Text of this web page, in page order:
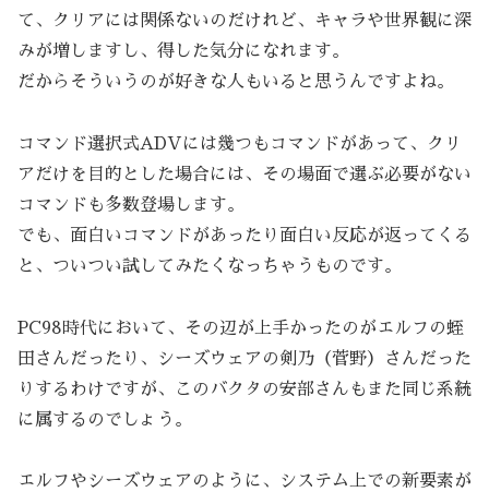
て、クリアには関係ないのだけれど、キャラや世界観に深
みが増しますし、得した気分になれます。
だからそういうのが好きな人もいると思うんですよね。
コマンド選択式ADVには幾つもコマンドがあって、クリ
アだけを目的とした場合には、その場面で選ぶ必要がない
コマンドも多数登場します。
でも、面白いコマンドがあったり面白い反応が返ってくる
と、ついつい試してみたくなっちゃうものです。
PC98時代において、その辺が上手かったのがエルフの蛭
田さんだったり、シーズウェアの剣乃（菅野）さんだった
りするわけですが、このバクタの安部さんもまた同じ系統
に属するのでしょう。
エルフやシーズウェアのように、システム上での新要素が